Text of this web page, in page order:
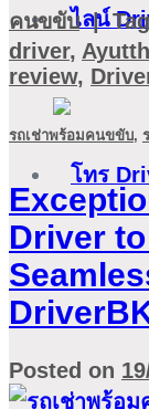
คนขขับ |
driver,
review,
รถเช่าพร้อมคนขขับ,
Driver
Posted on